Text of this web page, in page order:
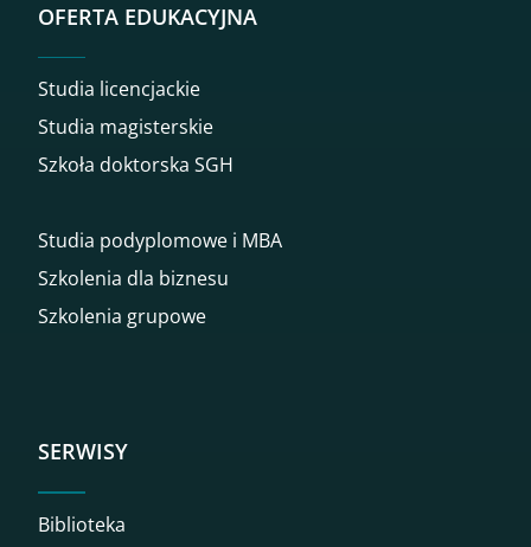
OFERTA EDUKACYJNA
Studia licencjackie
Studia magisterskie
Szkoła doktorska SGH
Studia podyplomowe i MBA
Szkolenia dla biznesu
Szkolenia grupowe
SERWISY
Biblioteka